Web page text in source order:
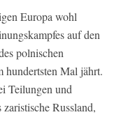
Europa wohl
auf den
polnischen
hundertsten Mal jährt.
Teilungen und
Russland,